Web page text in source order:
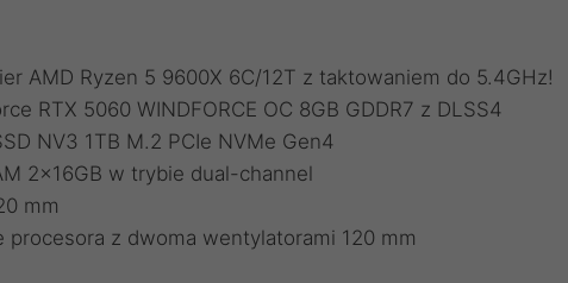
AMD Ryzen 5 9600X 6C/12T z taktowaniem do 5.4GHz!
RTX 5060 WINDFORCE OC 8GB GDDR7 z DLSS4
NV3 1TB M.2 PCIe NVMe Gen4
2x16GB w trybie dual-channel
mm
procesora z dwoma wentylatorami 120 mm